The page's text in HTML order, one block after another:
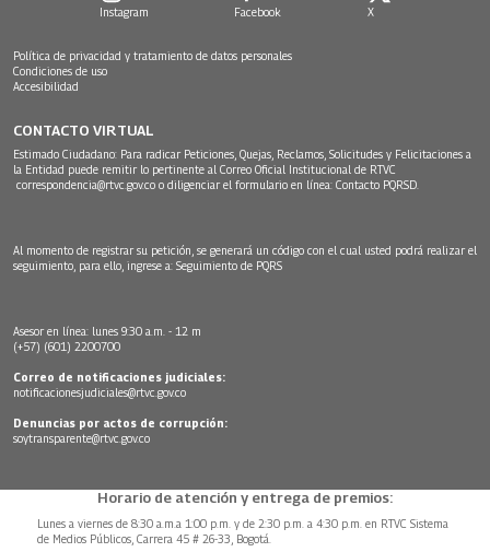
Instagram Facebook X
Política de privacidad y tratamiento de datos personales
Condiciones de uso
Accesibilidad
CONTACTO VIRTUAL
Estimado Ciudadano: Para radicar Peticiones, Quejas, Reclamos, Solicitudes y Felicitaciones a
la Entidad puede remitir lo pertinente al Correo Oficial Institucional de RTVC
correspondencia@rtvc.gov.co o diligenciar el formulario en línea: Contacto PQRSD.
Al momento de registrar su petición, se generará un código con el cual usted podrá realizar el
seguimiento, para ello, ingrese a: Seguimiento de PQRS
Asesor en línea: lunes 9:30 a.m. - 12 m
(+57) (601) 2200700
Correo de notificaciones judiciales:
notificacionesjudiciales@rtvc.gov.co
Denuncias por actos de corrupción:
soytransparente@rtvc.gov.co
Horario de atención y entrega de premios:
Lunes a viernes de 8:30 a.m.a 1:00 p.m. y de 2:30 p.m. a 4:30 p.m. en RTVC Sistema
de Medios Públicos, Carrera 45 # 26-33, Bogotá.